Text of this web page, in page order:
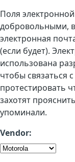
Поля
добровольными,
электронная
(если будет).
использована
чтобы связаться
протестировать
захотят
упоминали.
Vendor: